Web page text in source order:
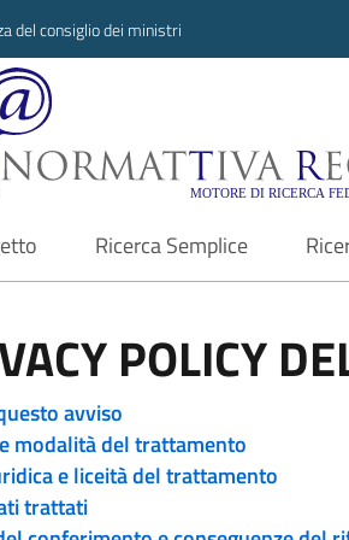
del consiglio dei ministri
Ricerca Semplice
POLICY
avviso
modalità del trattamento
e liceità del trattamento
trattati